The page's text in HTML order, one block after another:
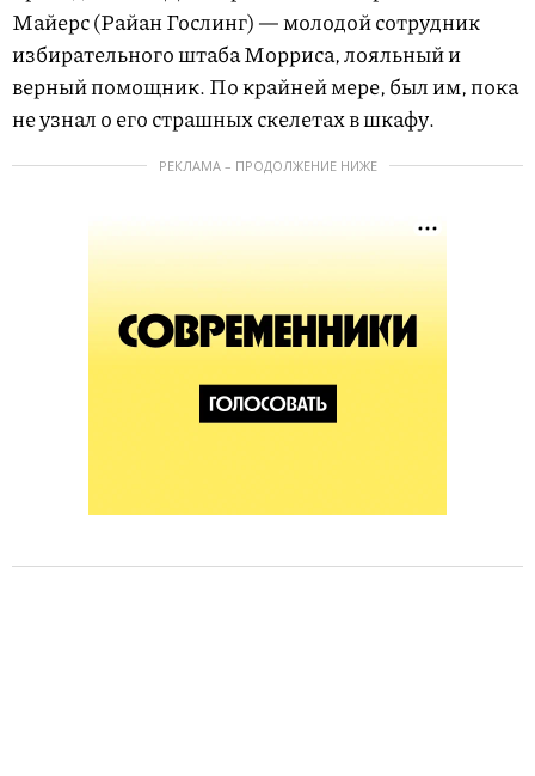
Майерс (Райан Гослинг) — молодой сотрудник
избирательного штаба Морриса, лояльный и
верный помощник. По крайней мере, был им, пока
не узнал о его страшных скелетах в шкафу.
РЕКЛАМА – ПРОДОЛЖЕНИЕ НИЖЕ